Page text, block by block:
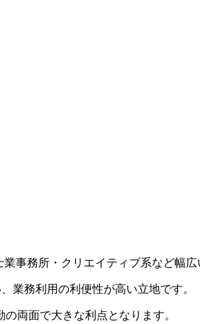
事務所・クリエイティブ系など幅
業務利用の利便性が高い立地です。
両面で大きな利点となります。